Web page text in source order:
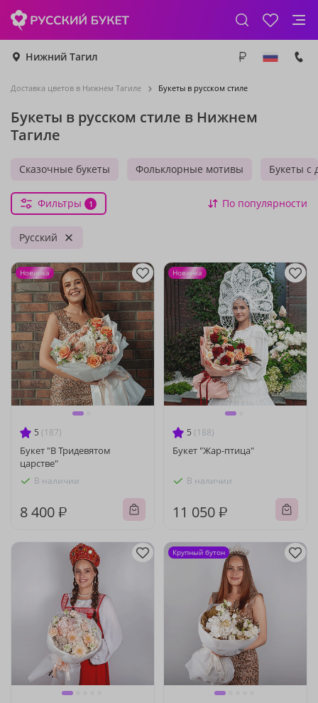
Нижний Тагил
Доставка цветов в Нижнем Тагиле Букеты в русском стиле
Букеты в русском стиле в Нижнем
Тагиле
Сказочные букеты Фольклорные мотивы Букеты с
Фильтры 1 По популярности
Русский
5 (187)
Букет "В Тридевятом
царстве"
В наличии
8 400 ₽
Новинка
5 (188)
Букет "Жар-птица"
В наличии
11 050 ₽
Новинка
Крупный бутон